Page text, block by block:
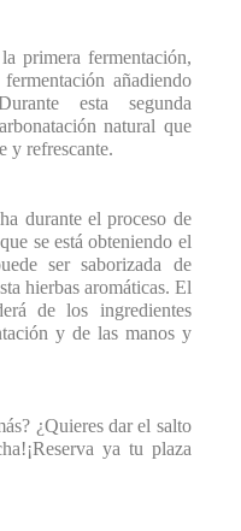
primera fermentación,
añadiendo
esta segunda
natural que
y refrescante.
durante el proceso de
se está obteniendo el
ser saborizada de
hierbas aromáticas. El
de los ingredientes
y de las manos y
¿Quieres dar el salto
ya tu plaza